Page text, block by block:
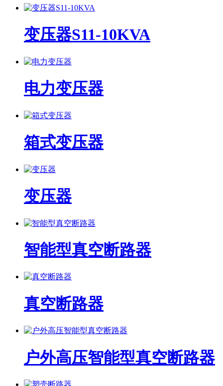
变压器S11-10KVA
电力变压器
箱式变压器
变压器
智能型真空断路器
真空断路器
户外高压智能型真空断路器